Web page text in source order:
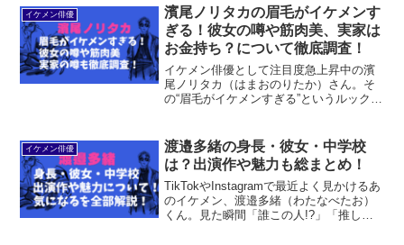
今回は「腹筋」「CM」「青学」を軸に、
彼の魅力を深...
イケメン俳優
濱尾ノリタカの眉毛がイケメンす
ぎる！彼女の噂や筋肉美、実家は
お金持ち？について徹底調査！
イケメン俳優として注目度急上昇中の濱
尾ノリタカ（はまおのりたか）さん。そ
の“眉毛がイケメンすぎる”というルックス
が盛りだくさん！この記事でわかるこ
と・濱尾ノリタカの眉毛...
イケメン俳優
渡邉多緒の身長・彼女・中学校
は？出演作や魅力も総まとめ！
TikTokやInstagramで最近よく見かけるあ
のイケメン、渡邉多緒（わたなべたお）
くん。見た瞬間「誰この人!?」「推しに